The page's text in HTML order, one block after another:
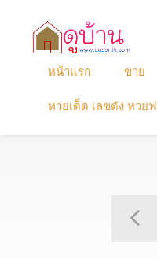
หน้าแรก ขาย
หวยเด็ด เลขดัง หวย